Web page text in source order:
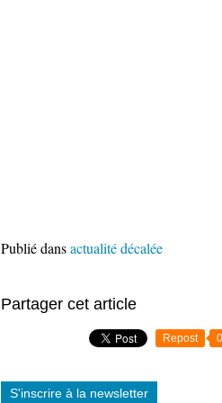
Publié dansactualité décalée
Partager cet article
Repost 0
S'inscrire à la newsletter